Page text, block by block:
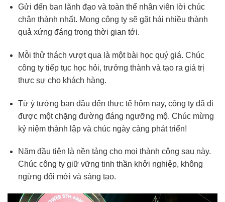
Gửi đến ban lãnh đạo và toàn thể nhân viên lời chúc
chân thành nhất. Mong công ty sẽ gặt hái nhiều thành
quả xứng đáng trong thời gian tới.
Mỗi thử thách vượt qua là một bài học quý giá. Chúc
công ty tiếp tục học hỏi, trưởng thành và tạo ra giá trị
thực sự cho khách hàng.
Từ ý tưởng ban đầu đến thực tế hôm nay, công ty đã đi
được một chặng đường đáng ngưỡng mộ. Chúc mừng
kỷ niệm thành lập và chúc ngày càng phát triển!
Năm đầu tiên là nền tảng cho mọi thành công sau này.
Chúc công ty giữ vững tinh thần khởi nghiệp, không
ngừng đổi mới và sáng tạo.